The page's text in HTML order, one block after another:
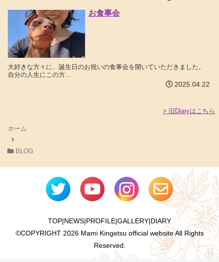
お食事会
大好きな方々に、誕生日のお祝いの食事会を開いていただきました。
自分の人生にこの方...
2025.04.22
> 旧Diaryはこちら
ホーム
BLOG
TOP|NEWS|PROFILE|GALLERY|DIARY
©COPYRIGHT 2026 Mami Kingetsu official website All Rights
Reserved.